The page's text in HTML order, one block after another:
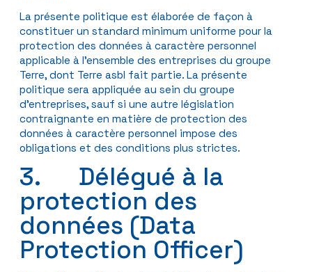
La présente politique est élaborée de façon à
constituer un standard minimum uniforme pour la
protection des données à caractère personnel
applicable à l’ensemble des entreprises du groupe
Terre, dont Terre asbl fait partie. La présente
politique sera appliquée au sein du groupe
d’entreprises, sauf si une autre législation
contraignante en matière de protection des
données à caractère personnel impose des
obligations et des conditions plus strictes.
3. Délégué à la
protection des
données (Data
Protection Officer)